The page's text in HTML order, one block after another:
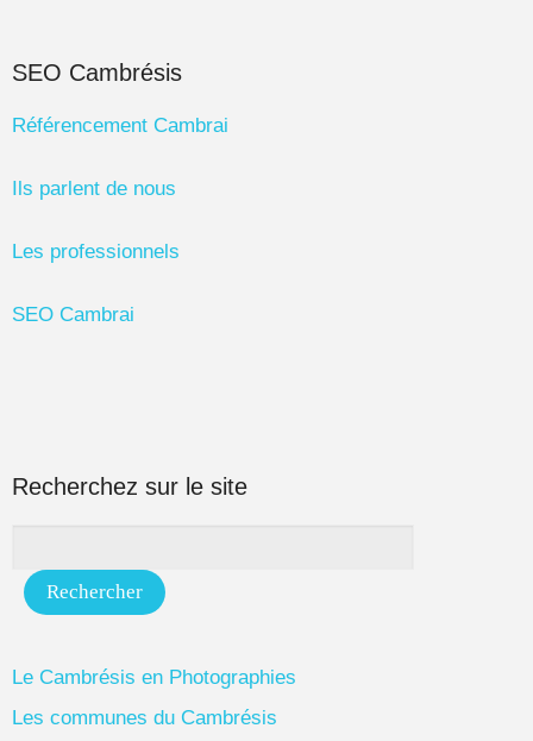
SEO Cambrésis
Référencement Cambrai
Ils parlent de nous
Les professionnels
SEO Cambrai
Recherchez sur le site
Le Cambrésis en Photographies
Les communes du Cambrésis